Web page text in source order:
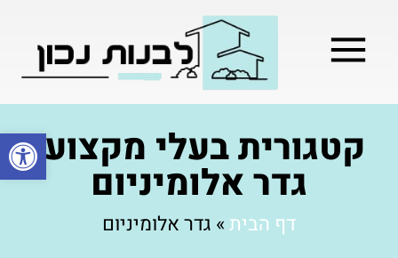
פתחקטגורית בעלי מקצוע:
גדר אלומיניום
דף הבית» גדר אלומיניום